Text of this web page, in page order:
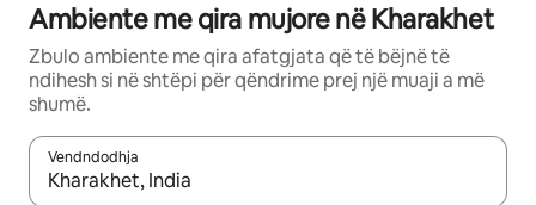
Ambiente me qira mujore në Kharakhet
Zbulo ambiente me qira afatgjata që të bëjnë të
ndihesh si në shtëpi për qëndrime prej një muaji a më
shumë.
Vendndodhja
Kur rezultatet të jenë të disponueshme, lëviz me butonat e